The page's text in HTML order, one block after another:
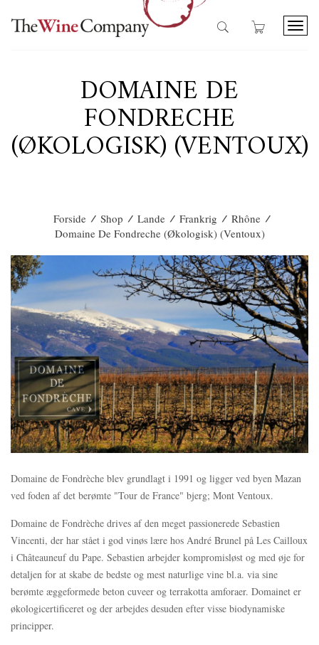
T
v
i
DOMAINE DE
FONDRECHE
(ØKOLOGISK) (VENTOUX)
Forside / Shop / Lande / Frankrig / Rhône /
Domaine De Fondreche (Økologisk) (Ventoux)
Domaine de Fondrèche blev grundlagt i 1991 og ligger ved byen Mazan
ved foden af det berømte "Tour de France" bjerg; Mont Ventoux.
Domaine de Fondrèche drives af den meget passionerede Sebastien
Vincenti, der har stået i god vinøs lære hos André Brunel på Les Cailloux
i Châteauneuf du Pape. Sebastien arbejder kompromisløst og med øje for
detaljen for at skabe de bedste og mest naturlige vine bl.a. via sine
berømte æggeformede beton cuveer og terrakotta amforaer. Domainet er
økologicertificeret og der arbejdes desuden efter visse biodynamiske
principper.